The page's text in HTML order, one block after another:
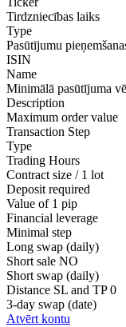
Tirdzniecības laiks
Type
Pasūtījumu
ISIN
Name
Minimālā pasūtījuma
Description
Maximum order value
Transaction Step
Type
Trading Hours
Contract size / 1 lot
Deposit required
Value of 1 pip
Financial leverage
Minimal step
Long swap (daily)
Short sale NO
Short swap (daily)
Distance SL and TP 0
3-day swap (date)
Atvērt kontu